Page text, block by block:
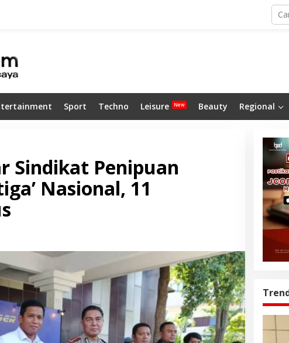
Sport Techno Leisure Beauty Regional
Sindikat Penipuan
Nasional, 11